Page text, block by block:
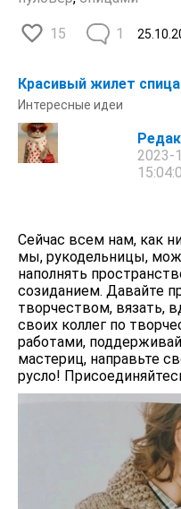
15 1
Красивый жилет
Интересные идеи
2023-
Сейчас всем нам, как
мы, рукодельницы,
наполнять
созиданием. Давайте
творчеством, вязать,
своих коллег по
работами,
мастериц, направьте
русло!